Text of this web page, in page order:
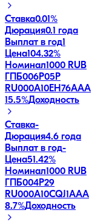
Ставка0.01%
Дюрация0.1 года
Выплат в год1
Цена104.32%
Номинал1000 RUB
ГПБ006Р05P
RU000A10EH76AAA
15.5%Доходность
Ставка-
Дюрация4.6 года
Выплат в год-
Цена51.42%
Номинал1000 RUB
ГПБ004Р29
RU000A10CQJ1AAA
8.7%Доходность